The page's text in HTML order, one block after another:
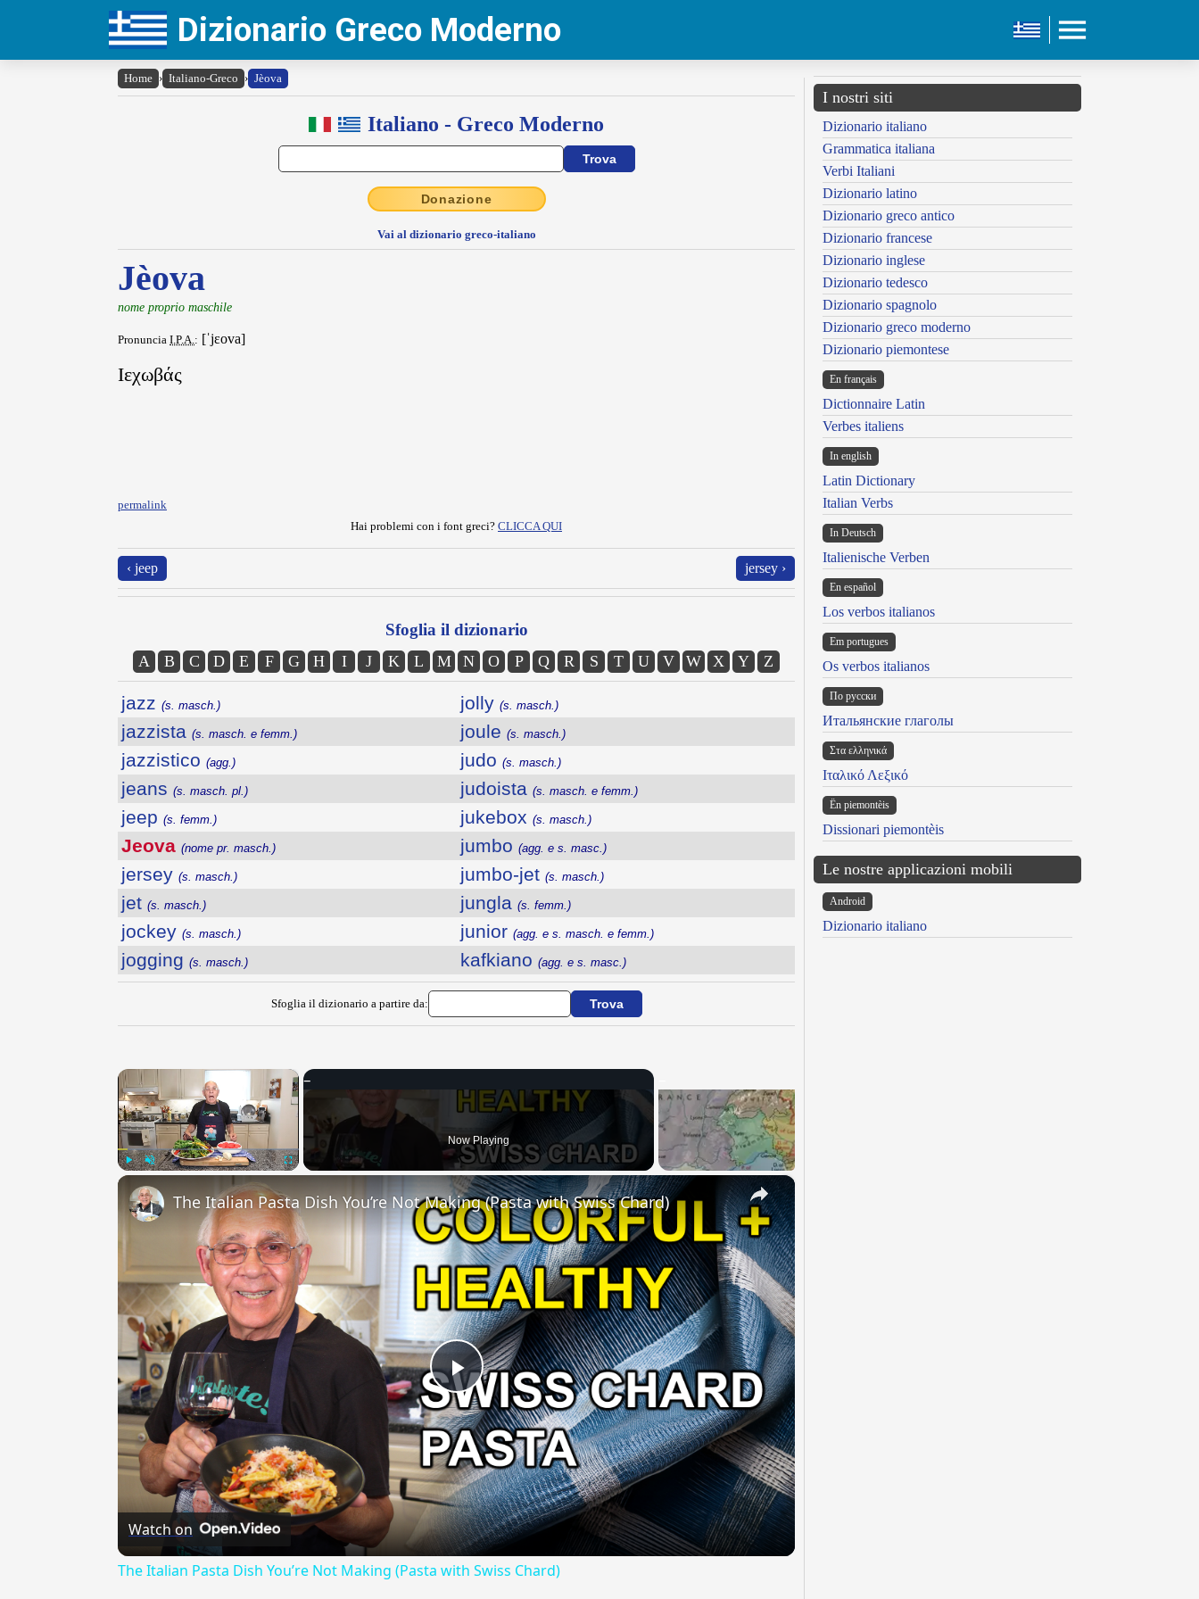
Dizionario Greco Moderno
Home › Italiano-Greco › Jèova
Italiano - Greco Moderno
Donazione
Vai al dizionario greco-italiano
Jèova
nome proprio maschile
Pronuncia I.P.A.: [ˈjɛova]
Ιεχωβάς
permalink
Hai problemi con i font greci? CLICCA QUI
‹ jeep jersey ›
Sfoglia il dizionario
A B C D E F G H I J K L M N O P Q R S T U V W X Y Z
jazz (s. masch.)
jazzista (s. masch. e femm.)
jazzistico (agg.)
jeans (s. masch. pl.)
jeep (s. femm.)
Jeova (nome pr. masch.)
jersey (s. masch.)
jet (s. masch.)
jockey (s. masch.)
jogging (s. masch.)
jolly (s. masch.)
joule (s. masch.)
judo (s. masch.)
judoista (s. masch. e femm.)
jukebox (s. masch.)
jumbo (agg. e s. masc.)
jumbo-jet (s. masch.)
jungla (s. femm.)
junior (agg. e s. masch. e femm.)
kafkiano (agg. e s. masc.)
Sfoglia il dizionario a partire da:
×
Now Playing
×
Play
Video
The Italian Pasta Dish You’re Not Making (Pasta with Swiss Chard)
Watch on
The Italian Pasta Dish You’re Not Making (Pasta with Swiss Chard)
I nostri siti
Dizionario italiano
Grammatica italiana
Verbi Italiani
Dizionario latino
Dizionario greco antico
Dizionario francese
Dizionario inglese
Dizionario tedesco
Dizionario spagnolo
Dizionario greco moderno
Dizionario piemontese
En français
Dictionnaire Latin
Verbes italiens
In english
Latin Dictionary
Italian Verbs
In Deutsch
Italienische Verben
En español
Los verbos italianos
Em portugues
Os verbos italianos
По русски
Итальянские глаголы
Στα ελληνικά
Ιταλικό Λεξικό
Ën piemontèis
Dissionari piemontèis
Le nostre applicazioni mobili
Android
Dizionario italiano